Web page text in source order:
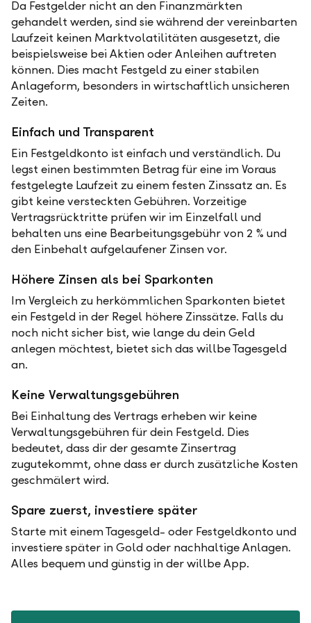
Da Festgelder nicht an den Finanzmärkten
gehandelt werden, sind sie während der vereinbarten
Laufzeit keinen Marktvolatilitäten ausgesetzt, die
beispielsweise bei Aktien oder Anleihen auftreten
können. Dies macht Festgeld zu einer stabilen
Anlageform, besonders in wirtschaftlich unsicheren
Zeiten.
Einfach und Transparent
Ein Festgeldkonto ist einfach und verständlich. Du
legst einen bestimmten Betrag für eine im Voraus
festgelegte Laufzeit zu einem festen Zinssatz an. Es
gibt keine versteckten Gebühren. Vorzeitige
Vertragsrücktritte prüfen wir im Einzelfall und
behalten uns eine Bearbeitungsgebühr von 2 % und
den Einbehalt aufgelaufener Zinsen vor.
Höhere Zinsen als bei Sparkonten
Im Vergleich zu herkömmlichen Sparkonten bietet
ein Festgeld in der Regel höhere Zinssätze. Falls du
noch nicht sicher bist, wie lange du dein Geld
anlegen möchtest, bietet sich das willbe Tagesgeld
an.
Keine Verwaltungsgebühren
Bei Einhaltung des Vertrags erheben wir keine
Verwaltungsgebühren für dein Festgeld. Dies
bedeutet, dass dir der gesamte Zinsertrag
zugutekommt, ohne dass er durch zusätzliche Kosten
geschmälert wird.
Spare zuerst, investiere später
Starte mit einem Tagesgeld- oder Festgeldkonto und
investiere später in Gold oder nachhaltige Anlagen.
Alles bequem und günstig in der willbe App.